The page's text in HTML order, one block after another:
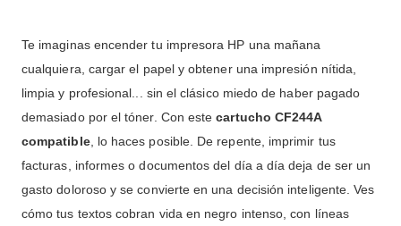
Te imaginas encender tu impresora HP una mañana
cualquiera, cargar el papel y obtener una impresión nítida,
limpia y profesional... sin el clásico miedo de haber pagado
demasiado por el tóner. Con estecartucho CF244A
compatible, lo haces posible. De repente, imprimir tus
facturas, informes o documentos del día a día deja de ser un
gasto doloroso y se convierte en una decisión inteligente. Ves
cómo tus textos cobran vida en negro intenso, con líneas